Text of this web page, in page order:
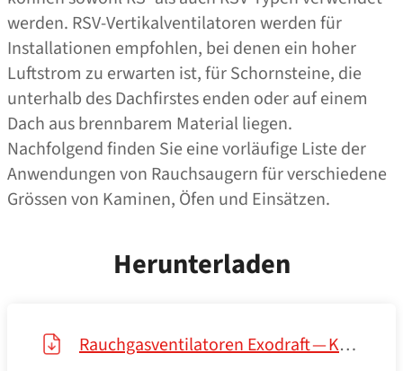
werden. RSV-Vertikalventilatoren werden für
Installationen empfohlen, bei denen ein hoher
Luftstrom zu erwarten ist, für Schornsteine, die
unterhalb des Dachfirstes enden oder auf einem
Dach aus brennbarem Material liegen.
Nachfolgend finden Sie eine vorläufige Liste der
Anwendungen von Rauchsaugern für verschiedene
Grössen von Kaminen, Öfen und Einsätzen.
Herunterladen
Rauchgasventilatoren Exodraft — Katalog